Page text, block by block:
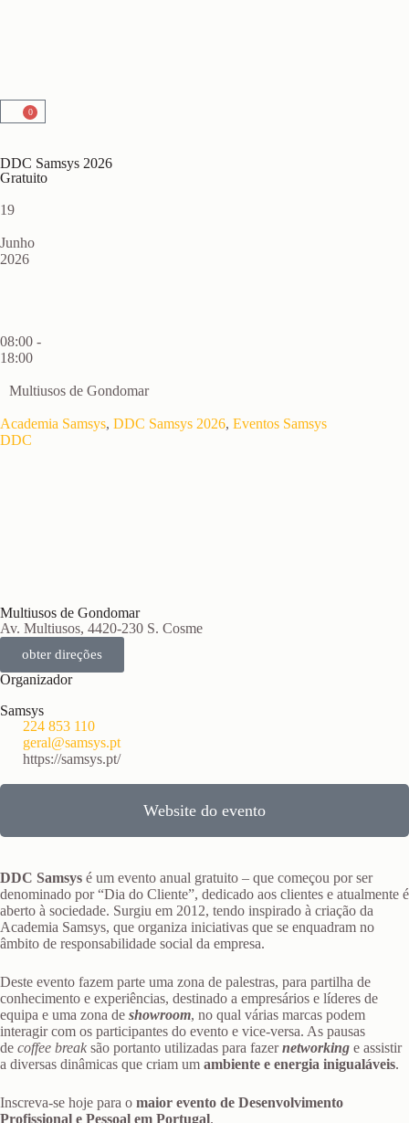
0
DDC Samsys 2026
Gratuito
19
Junho
2026
08:00 -
18:00
Multiusos de Gondomar
Academia Samsys, DDC Samsys 2026, Eventos Samsys
DDC
Multiusos de Gondomar
Av. Multiusos, 4420-230 S. Cosme
obter direções
Organizador
Samsys
224 853 110
geral@samsys.pt
https://samsys.pt/
Website do evento
DDC Samsys é um evento anual gratuito – que começou por ser
denominado por “Dia do Cliente”, dedicado aos clientes e atualmente é
aberto à sociedade. Surgiu em 2012, tendo inspirado à criação da
Academia Samsys, que organiza iniciativas que se enquadram no
âmbito de responsabilidade social da empresa.
Deste evento fazem parte uma zona de palestras, para partilha de
conhecimento e experiências, destinado a empresários e líderes de
equipa e uma zona de showroom, no qual várias marcas podem
interagir com os participantes do evento e vice-versa. As pausas
de coffee break são portanto utilizadas para fazernetworking e assistir
a diversas dinâmicas que criam um ambiente e energia inigualáveis.
Inscreva-se hoje para o maior evento de Desenvolvimento
Profissional e Pessoal em Portugal.